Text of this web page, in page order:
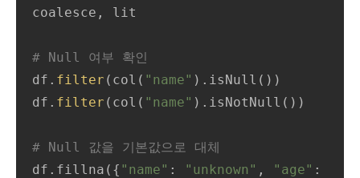
coalesce, lit
# Null 여부 확인
df. filter (col( "name" ).isNull())
df. filter (col( "name" ).isNotNull())
# Null 값을 기본값으로 대체
df.fillna({ "name" : "unknown" , "age"